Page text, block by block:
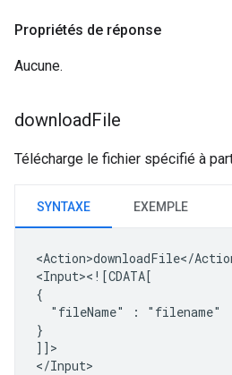
Propriétés de réponse
Aucune.
downloadFile
Télécharge le fichier spécifié à
SYNTAXE EXEMPLE
<Action>downloadFile</
<Input><![CDATA[
"fileName"
:
"filename"
}
]]>
</Input>